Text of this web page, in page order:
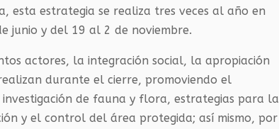
esta estrategia se realiza tres veces al año en
junio y del 19 al 2 de noviembre.
actores, la integración social, la apropiación
durante el cierre, promoviendo el
de fauna y flora, estrategias para la
y el control del área protegida; así mismo, por